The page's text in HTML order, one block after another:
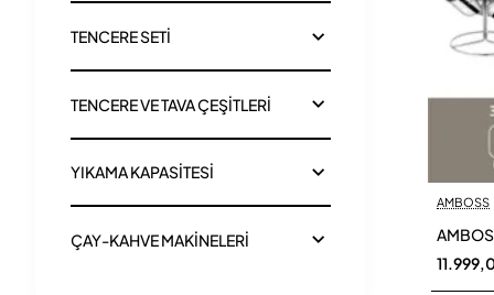
TENCERE SETİ
TENCERE VE TAVA ÇEŞİTLERİ
YIKAMA KAPASİTESİ
ÇAY-KAHVE MAKİNELERİ
AMBOSS